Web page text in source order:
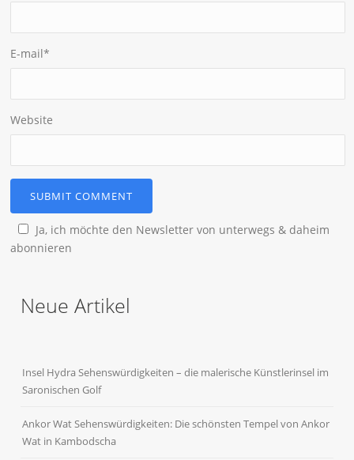
E-mail*
Website
Ja, ich möchte den Newsletter von unterwegs & daheim
abonnieren
Neue Artikel
Insel Hydra Sehenswürdigkeiten – die malerische Künstlerinsel im
Saronischen Golf
Ankor Wat Sehenswürdigkeiten: Die schönsten Tempel von Ankor
Wat in Kambodscha